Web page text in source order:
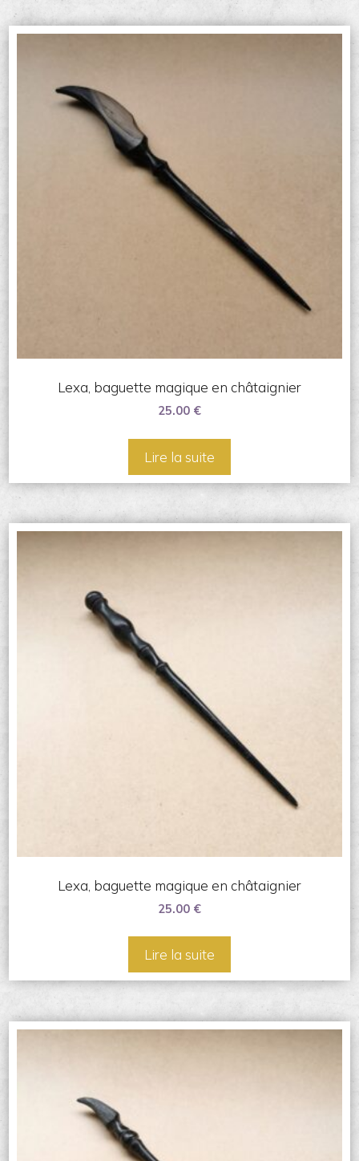
Lexa, baguette magique en châtaignier
25.00 €
Lire la suite
Lexa, baguette magique en châtaignier
25.00 €
Lire la suite